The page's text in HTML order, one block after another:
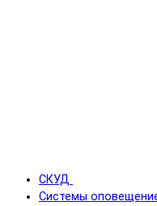
СКУД
Системы